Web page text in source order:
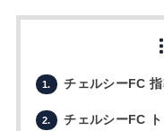
1. チェルシーFC
2. チェルシーFC